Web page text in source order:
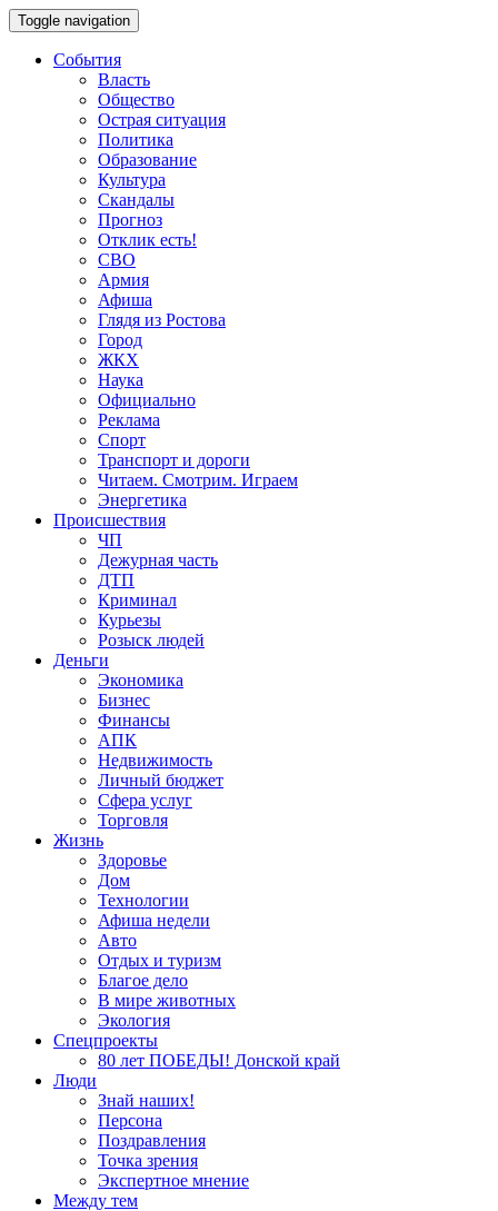
Toggle navigation
События
Власть
Общество
Острая ситуация
Политика
Образование
Культура
Скандалы
Прогноз
Отклик есть!
СВО
Армия
Афиша
Глядя из Ростова
Город
ЖКХ
Наука
Официально
Реклама
Спорт
Транспорт и дороги
Читаем. Смотрим. Играем
Энергетика
Происшествия
ЧП
Дежурная часть
ДТП
Криминал
Курьезы
Розыск людей
Деньги
Экономика
Бизнес
Финансы
АПК
Недвижимость
Личный бюджет
Сфера услуг
Торговля
Жизнь
Здоровье
Дом
Технологии
Афиша недели
Авто
Отдых и туризм
Благое дело
В мире животных
Экология
Спецпроекты
80 лет ПОБЕДЫ! Донской край
Люди
Знай наших!
Персона
Поздравления
Точка зрения
Экспертное мнение
Между тем